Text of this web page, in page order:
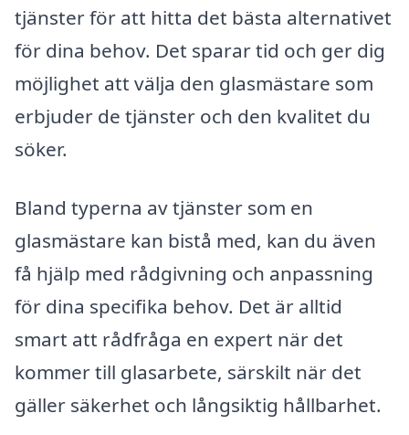
tjänster för att hitta det bästa alternativet
för dina behov. Det sparar tid och ger dig
möjlighet att välja den glasmästare som
erbjuder de tjänster och den kvalitet du
söker.
Bland typerna av tjänster som en
glasmästare kan bistå med, kan du även
få hjälp med rådgivning och anpassning
för dina specifika behov. Det är alltid
smart att rådfråga en expert när det
kommer till glasarbete, särskilt när det
gäller säkerhet och långsiktig hållbarhet.